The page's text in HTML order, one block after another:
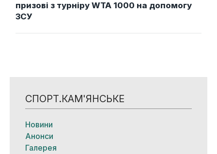
призові з турніру WTA 1000 на допомогу
ЗСУ
СПОРТ.КАМ'ЯНСЬКЕ
Новини
Анонси
Галерея